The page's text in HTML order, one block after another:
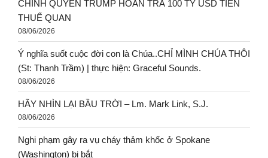
Nguyễn Phương Hằng được tặng nhiều tiền trong buổi
livestream, đại biểu Quốc Hội thắc mắc
08/06/2026
Mừng Lễ Hiển Dung (Lễ Biến Hình), – Cha Vương
08/06/2026
CHỐI MÌNH – CÒN TÔI – Lm. Minh Anh, Tgp. Huế
08/06/2026
Khi khoảng cách giàu–nghèo trở thành vết nứt của thời đại
08/06/2026